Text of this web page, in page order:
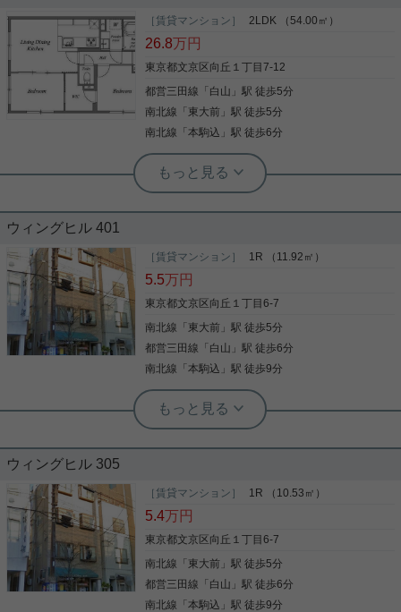
広めの１DKタイプでお値打ちの賃料！ 東京大学も
近いので、学生さんにもおすすめです！ ご興味のあ
る方はお気軽にお問い合わせ下さい♪
写真(9)
［賃貸マンション］ 2LDK （54.00㎡）
26.8万円
東京都文京区向丘１丁目7-12
都営三田線 「 白山 」駅 徒歩5分
南北線 「 東大前 」駅 徒歩5分
南北線 「本駒込 」駅 徒歩6分
実用春日ホーム 本店 砂子-
二人入居可能、 インターネット使用料
骨鉄筋コンクリート造地上11階地下1階建てのマン
ションです。 インターネットの使用料無料♪ 建物は
外観タイル貼り、耐震構造。 24時間利用可能な敷地
内ゴミ置き場に宅配ボックスを完備。 オートロック
は、温水洗浄便座・追炊き機能・浴室乾燥機つき。
室内洗濯機置き場に独立洗面台も御座います。 是非
お問い合わせください。
写真(9)
ウィングヒル 401
［賃貸マンション］ 1R （11.92㎡）
5.5万円
東京都文京区向丘１丁目6-7
南北線 「 東大前 」駅 徒歩5分
都営三田線 「 白山 」駅 徒歩6分
南北線 「本駒込 」駅 徒歩9分
実用春日ホーム 白山店 西野健太
★エントランス施錠式のセキュリティ
部屋のご紹介です♪ ◆賃料抑えての入居が可能！ ◇
エアコン・ミニ冷蔵庫付き♪ ◆室内洗濯機置き場あ
り◎ ◇角部屋につき日照、通風良好 ◆近隣にスーパ
ーや飲食店あり◎ ◇旧白山通り沿いで交通良好
駅 徒歩５分の駅近物件！ 三田線「白山」駅までも徒
歩６分という便利な立地♪ 即時内見も可能です♪ 気に
なる方はお早めにお問い合わせくださいませ(^^)/
写真(9)
ウィングヒル 305
［賃貸マンション］ 1R （10.53㎡）
5.4万円
東京都文京区向丘１丁目6-7
南北線 「 東大前 」駅 徒歩5分
都営三田線 「 白山 」駅 徒歩6分
南北線 「本駒込 」駅 徒歩9分